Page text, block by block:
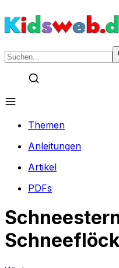
Themen
Anleitungen
Artikel
PDFs